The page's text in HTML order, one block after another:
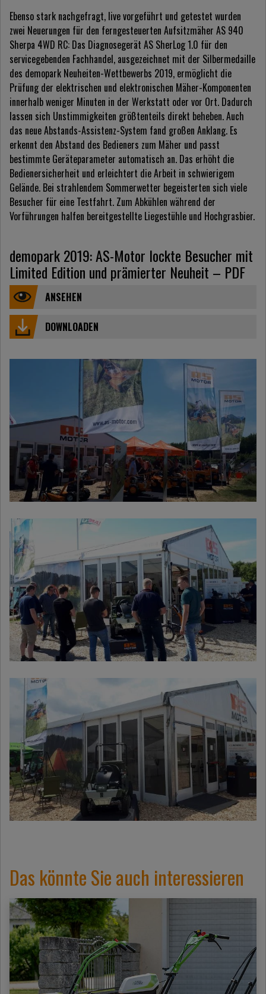
Ebenso stark nachgefragt, live vorgeführt und getestet wurden
zwei Neuerungen für den ferngesteuerten Aufsitzmäher AS 940
Sherpa 4WD RC: Das Diagnosegerät AS SherLog 1.0 für den
servicegebenden Fachhandel, ausgezeichnet mit der Silbermedaille
des demopark Neuheiten-Wettbewerbs 2019, ermöglicht die
Prüfung der elektrischen und elektronischen Mäher-Komponenten
innerhalb weniger Minuten in der Werkstatt oder vor Ort. Dadurch
lassen sich Unstimmigkeiten größtenteils direkt beheben. Auch
das neue Abstands-Assistenz-System fand großen Anklang. Es
erkennt den Abstand des Bedieners zum Mäher und passt
bestimmte Geräteparameter automatisch an. Das erhöht die
Bedienersicherheit und erleichtert die Arbeit in schwierigem
Gelände. Bei strahlendem Sommerwetter begeisterten sich viele
Besucher für eine Testfahrt. Zum Abkühlen während der
Vorführungen halfen bereitgestellte Liegestühle und Hochgrasbier.
demopark 2019: AS-Motor lockte Besucher mit
Limited Edition und prämierter Neuheit – PDF
ANSEHEN
DOWNLOADEN
Das könnte Sie auch interessieren